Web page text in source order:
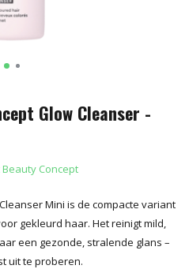
Glow Cleanser -
Concept
Mini is de compacte variant
gekleurd haar. Het reinigt mild,
een gezonde, stralende glans –
uit te proberen.